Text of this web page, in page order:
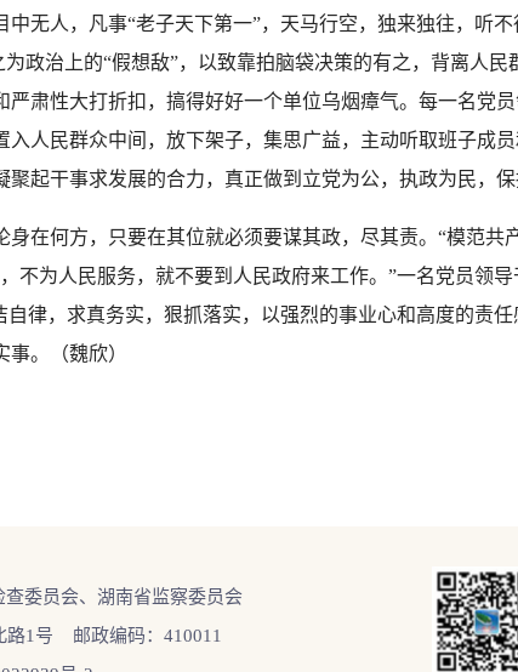
无人，凡事“老子天下第一”，天马行空，独来独往，听不
政治上的“假想敌”，以致靠拍脑袋决策的有之，背离人
肃性大打折扣，搞得好好一个单位乌烟瘴气。每一名党
人民群众中间，放下架子，集思广益，主动听取班子成
起干事求发展的合力，真正做到立党为公，执政为民，保
何方，只要在其位就必须要谋其政，尽其责。“模范共
不为人民服务，就不要到人民政府来工作。”一名党员领
律，求真务实，狠抓落实，以强烈的事业心和高度的责
。（魏欣）
委员会、湖南省监察委员会
路1号 邮政编码：410011